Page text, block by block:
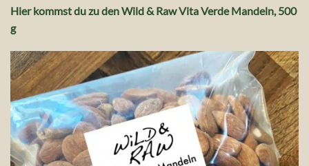
Hier kommst du zu den Wild & Raw Vita Verde Mandeln, 500
g